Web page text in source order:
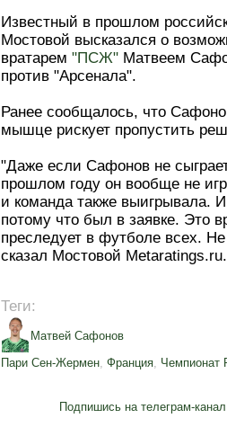
Известный в прошлом
Мостовой высказался о
вратарем "ПСЖ" Матвеем
против "Арсенала".
Ранее сообщалось, что
мышце рискует пропустить
"Даже если Сафонов не
прошлом году он вообще не
и команда также выигрывала.
потому что был в заявке. Это
преследует в футболе всех.
сказал Мостовой Metaratings.ru.
Теги:
Матвей Сафонов
Пари Сен-Жермен, Франция, Чемпионат
Подпишись на телеграм-